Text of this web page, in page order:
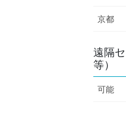
京都
遠隔
等）
可能